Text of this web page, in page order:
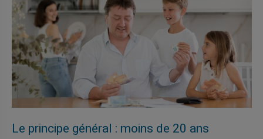
Le principe général : moins de 20 ans